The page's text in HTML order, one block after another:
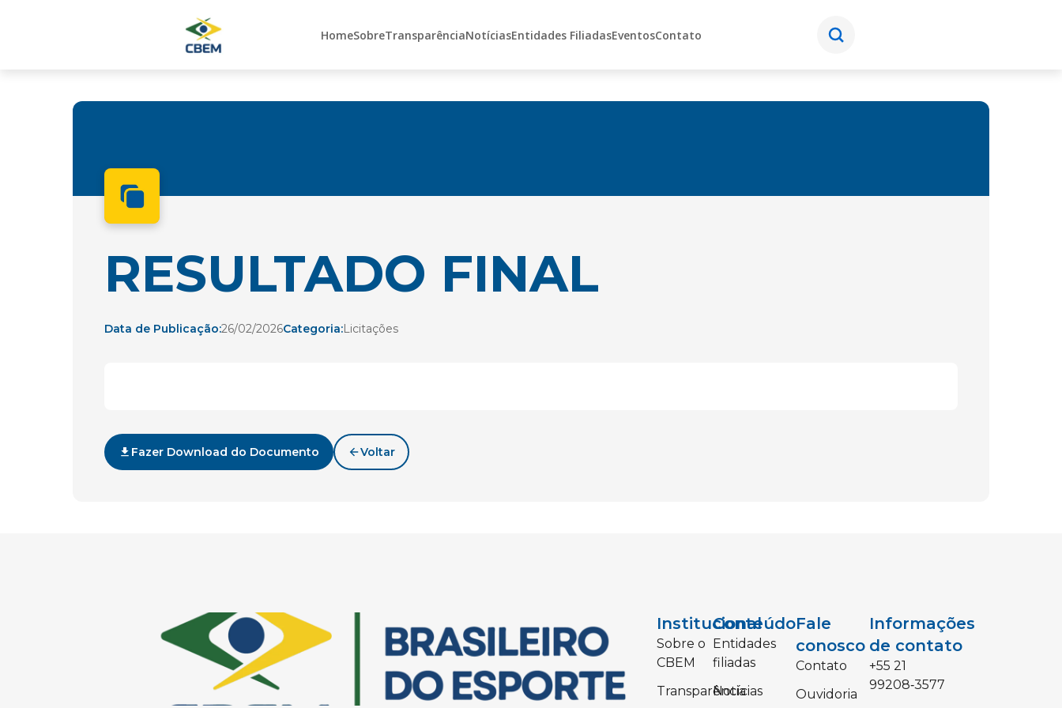
HomeSobreTransparênciaNotíciasEntidades FiliadasEventosContato
RESULTADO FINAL
Data de Publicação:26/02/2026Categoria:Licitações
Fazer Download do Documento Voltar
Institucional
Sobre o
CBEM
Transparência
Conteúdo
Entidades
filiadas
Notícias
Fale
conosco
Contato
Ouvidoria
Informações
de contato
‪+55 21
99208‑3577‬